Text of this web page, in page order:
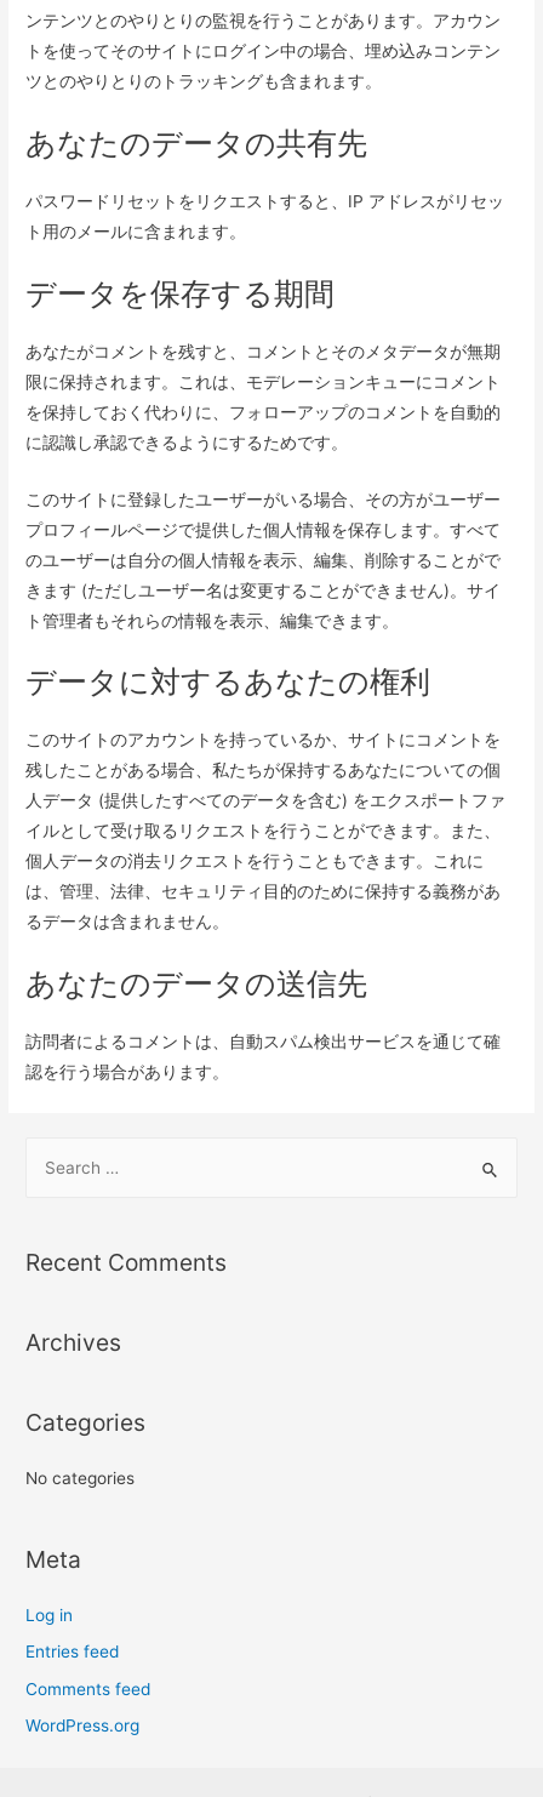
ンテンツとのやりとりの監視を行うことがあります。アカウン
トを使ってそのサイトにログイン中の場合、埋め込みコンテン
ツとのやりとりのトラッキングも含まれます。
あなたのデータの共有先
パスワードリセットをリクエストすると、IP アドレスがリセッ
ト用のメールに含まれます。
データを保存する期間
あなたがコメントを残すと、コメントとそのメタデータが無期
限に保持されます。これは、モデレーションキューにコメント
を保持しておく代わりに、フォローアップのコメントを自動的
に認識し承認できるようにするためです。
このサイトに登録したユーザーがいる場合、その方がユーザー
プロフィールページで提供した個人情報を保存します。すべて
のユーザーは自分の個人情報を表示、編集、削除することがで
きます (ただしユーザー名は変更することができません)。サイ
ト管理者もそれらの情報を表示、編集できます。
データに対するあなたの権利
このサイトのアカウントを持っているか、サイトにコメントを
残したことがある場合、私たちが保持するあなたについての個
人データ (提供したすべてのデータを含む) をエクスポートファ
イルとして受け取るリクエストを行うことができます。また、
個人データの消去リクエストを行うこともできます。これに
は、管理、法律、セキュリティ目的のために保持する義務があ
るデータは含まれません。
あなたのデータの送信先
訪問者によるコメントは、自動スパム検出サービスを通じて確
認を行う場合があります。
r
f
r
Recent Comments
Archives
Categories
No categories
Meta
Log in
Entries feed
Comments feed
WordPress.org